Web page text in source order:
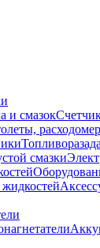
и смазок
смазки